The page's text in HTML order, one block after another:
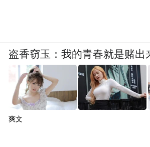
盗香窃玉：我的青春就是赌出
爽文